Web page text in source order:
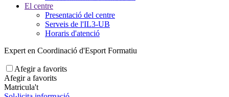
El centre
Presentació del centre
Serveis de l'IL3-UB
Horaris d'atenció
Expert en Coordinació d'Esport Formatiu
Afegir a favorits
Afegir a favorits
Matricula't